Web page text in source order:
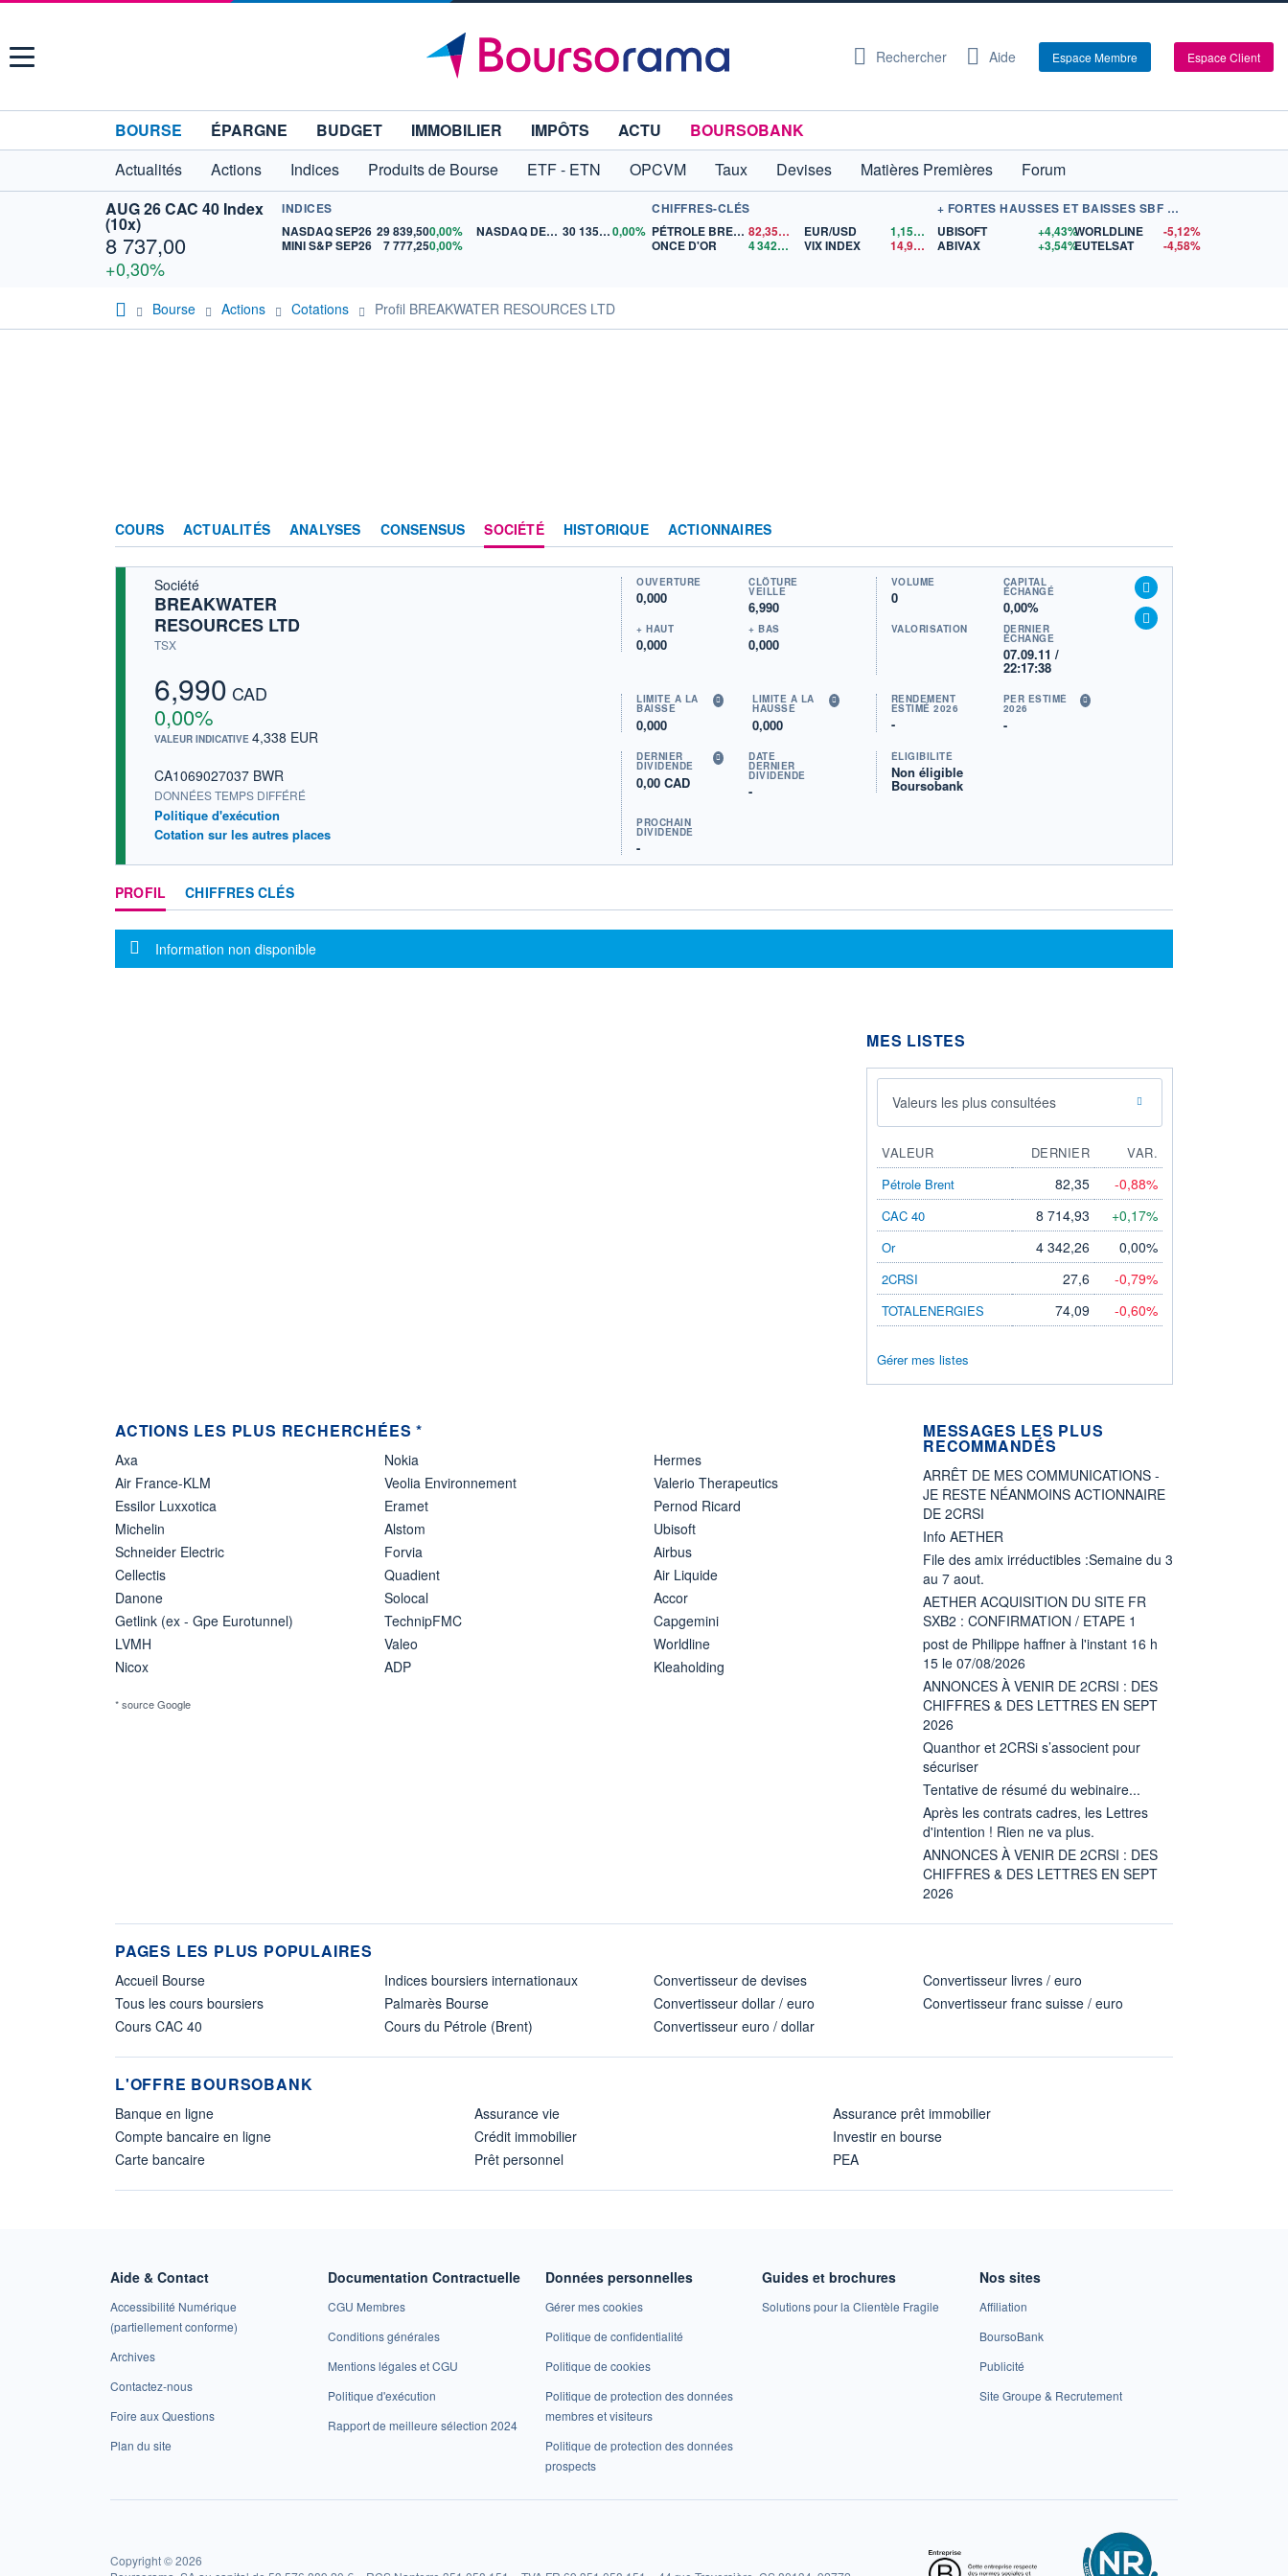
Menu Rechercher Aide Espace Membre Espace Client
BOURSE ÉPARGNE BUDGET IMMOBILIER IMPÔTS ACTU
BOURSOBANK
Actualités
Actions Indices Produits de Bourse ETF - ETN OPCVM Taux Devises Matières Premières
Forum
AUG 26 CAC 40 Index
(10x)
8 737,00
+0,30%
INDICES
NASDAQ SEP26 29 839,500,00%
MINI S&P SEP26
7 777,250,00%
NASDAQ DEC26 30 135,000,00%
CHIFFRES-CLÉS
PÉTROLE BRENT
82,35
$US
ONCE D'OR
4 342,26 $US
EUR/USD 1,1559
$US
VIX INDEX
14,90$US
+ FORTES HAUSSES ET BAISSES SBF 120
UBISOFT
+4,43%
ABIVAX
+3,54%
WORLDLINE
-5,12%
EUTELSAT
-4,58%
Bourse Actions Cotations Profil BREAKWATER RESOURCES LTD
COURS ACTUALITÉS ANALYSES CONSENSUS SOCIÉTÉ HISTORIQUE ACTIONNAIRES
Société
BREAKWATER
RESOURCES LTD
TSX
6,990 CAD
0,00%
VALEUR INDICATIVE 4,338 EUR
CA1069027037 BWR
DONNÉES TEMPS DIFFÉRÉ
Politique d'exécution
Cotation sur les autres places
OUVERTURE
0,000
CLÔTURE
VEILLE
6,990
+ HAUT
0,000
+ BAS
0,000
VOLUME
0
CAPITAL
ÉCHANGÉ
0,00%
VALORISATION DERNIER
ÉCHANGE
07.09.11 /
22:17:38
LIMITE À LA
BAISSE
0,000
LIMITE À LA
HAUSSE
0,000
RENDEMENT
ESTIMÉ 2026
-
PER ESTIMÉ
2026
-
DERNIER
DIVIDENDE
0,00 CAD
DATE
DERNIER
DIVIDENDE
-
PROCHAIN
DIVIDENDE
-
ÉLIGIBILITÉ
Non éligible
Boursobank
PROFIL CHIFFRES CLÉS
Message d'information
Information non disponible
MES LISTES
Valeurs les plus consultées
VALEUR DERNIER
VAR.
Pétrole Brent
82,35 -0,88%
CAC 40 8 714,93 +0,17%
Or 4 342,26 0,00%
2CRSI 27,6 -0,79%
TOTALENERGIES 74,09 -0,60%
Gérer mes listes
ACTIONS LES PLUS RECHERCHÉES *
Axa
Air France-KLM
Essilor Luxxotica
Michelin
Schneider Electric
Cellectis
Danone
Getlink (ex - Gpe Eurotunnel)
LVMH
Nicox
Nokia
Veolia Environnement
Eramet
Alstom
Forvia
Quadient
Solocal
TechnipFMC
Valeo
ADP
Hermes
Valerio Therapeutics
Pernod Ricard
Ubisoft
Airbus
Air Liquide
Accor
Capgemini
Worldline
Kleaholding
* source Google
MESSAGES LES PLUS
RECOMMANDÉS
ARRÊT DE MES COMMUNICATIONS -
JE RESTE NÉANMOINS ACTIONNAIRE
DE 2CRSI
Info AETHER
File des amix irréductibles :Semaine du 3
au 7 aout.
AETHER ACQUISITION DU SITE FR
SXB2 : CONFIRMATION / ETAPE 1
post de Philippe haffner à l'instant 16 h
15 le 07/08/2026
ANNONCES À VENIR DE 2CRSI : DES
CHIFFRES & DES LETTRES EN SEPT
2026
Quanthor et 2CRSi s’associent pour
sécuriser
Tentative de résumé du webinaire...
Après les contrats cadres, les Lettres
d'intention ! Rien ne va plus.
ANNONCES À VENIR DE 2CRSI : DES
CHIFFRES & DES LETTRES EN SEPT
2026
PAGES LES PLUS POPULAIRES
Accueil Bourse
Tous les cours boursiers
Cours CAC 40
Indices boursiers internationaux
Palmarès Bourse
Cours du Pétrole (Brent)
Convertisseur de devises
Convertisseur dollar / euro
Convertisseur euro / dollar
Convertisseur livres / euro
Convertisseur franc suisse / euro
L'OFFRE BOURSOBANK
Banque en ligne
Compte bancaire en ligne
Carte bancaire
Assurance vie
Crédit immobilier
Prêt personnel
Assurance prêt immobilier
Investir en bourse
PEA
Aide & Contact
Accessibilité Numérique
(partiellement conforme)
Archives
Contactez-nous
Foire aux Questions
Plan du site
Documentation Contractuelle
CGU Membres
Conditions générales
Mentions légales et CGU
Politique d'exécution
Rapport de meilleure sélection 2024
Données personnelles
Gérer mes cookies
Politique de confidentialité
Politique de cookies
Politique de protection des données
membres et visiteurs
Politique de protection des données
prospects
Guides et brochures
Solutions pour la Clientèle Fragile
Nos sites
Affiliation
BoursoBank
Publicité
Site Groupe & Recrutement
Copyright © 2026